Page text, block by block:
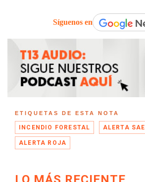
Síguenos en
ETIQUETAS DE ESTA NOTA
INCENDIO FORESTAL ALERTA SAE
ALERTA ROJA